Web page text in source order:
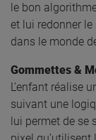
le bon
et lui redonner le
dans le monde
Gommettes &
L’enfant réalise
suivant une
lui permet de se